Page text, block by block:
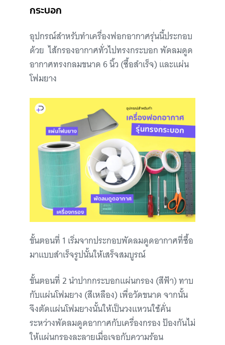
กระบอก
อุปกรณ์สำหรับทำเครื่องฟอกอากาศรุ่นนี้ประกอบ
ด้วย ไส้กรองอากาศทั่วไปทรงกระบอก พัดลมดูด
อากาศทรงกลมขนาด 6 นิ้ว (ซื้อสำเร็จ) และแผ่น
โฟมยาง
ขั้นตอนที่ 1 เริ่มจากประกอบพัดลมดูดอากาศที่ซื้อ
มาแบบสำเร็จรูปนั้นให้เสร็จสมบูรณ์
ขั้นตอนที่ 2 นำปากกระบอกแผ่นกรอง (สีฟ้า) ทาบ
กับแผ่นโฟมยาง (สีเหลือง) เพื่อวัดขนาด จากนั้น
จึงตัดแผ่นโฟมยางนั้นให้เป็นวงแหวนใช้คั่น
ระหว่างพัดลมดูดอากาศกับเครื่องกรอง ป้องกันไม่
ให้แผ่นกรองละลายเมื่อเจอกับความร้อน